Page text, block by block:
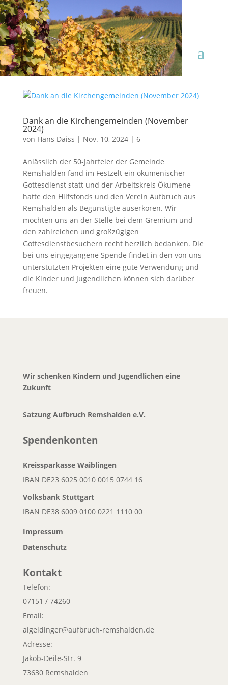
Dank an die Kirchengemeinden (November
2024)
von Hans Daiss | Nov. 10, 2024| 6
Anlässlich der 50-Jahrfeier der Gemeinde
Remshalden fand im Festzelt ein ökumenischer
Gottesdienst statt und der Arbeitskreis Ökumene
hatte den Hilfsfonds und den Verein Aufbruch aus
Remshalden als Begünstigte auserkoren. Wir
möchten uns an der Stelle bei dem Gremium und
den zahlreichen und großzügigen
Gottesdienstbesuchern recht herzlich bedanken. Die
bei uns eingegangene Spende findet in den von uns
unterstützten Projekten eine gute Verwendung und
die Kinder und Jugendlichen können sich darüber
freuen.
Wir schenken Kindern und Jugendlichen eine
Zukunft
Satzung Aufbruch Remshalden e.V.
Spendenkonten
Kreissparkasse Waiblingen
IBAN DE23 6025 0010 0015 0744 16
Volksbank Stuttgart
IBAN DE38 6009 0100 0221 1110 00
Impressum
Datenschutz
Kontakt
Telefon:
07151 / 74260
Email:
aigeldinger@aufbruch-remshalden.de
Adresse:
Jakob-Deile-Str. 9
73630 Remshalden